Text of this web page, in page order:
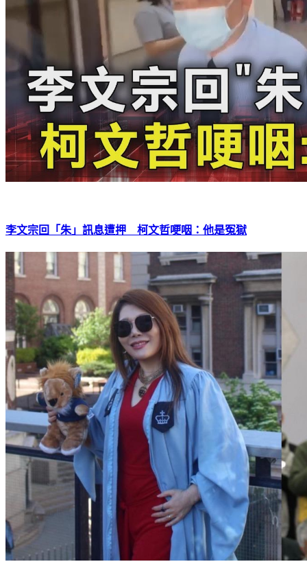
李文宗回「朱」訊息遭押 柯文哲哽咽：他是冤獄